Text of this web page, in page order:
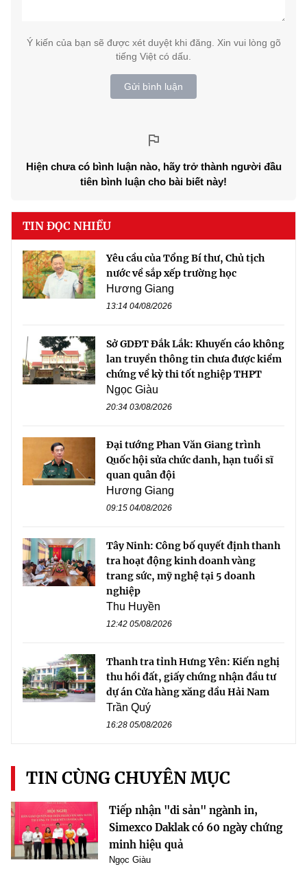
Ý kiến của bạn sẽ được xét duyệt khi đăng. Xin vui lòng gõ
tiếng Việt có dấu.
Gửi bình luận
Hiện chưa có bình luận nào, hãy trở thành người đầu
tiên bình luận cho bài biết này!
TIN ĐỌC NHIỀU
Yêu cầu của Tổng Bí thư, Chủ tịch
nước về sắp xếp trường học
Hương Giang
13:14 04/08/2026
Sở GDĐT Đắk Lắk: Khuyến cáo không
lan truyền thông tin chưa được kiểm
chứng về kỳ thi tốt nghiệp THPT
Ngọc Giàu
20:34 03/08/2026
Đại tướng Phan Văn Giang trình
Quốc hội sửa chức danh, hạn tuổi sĩ
quan quân đội
Hương Giang
09:15 04/08/2026
Tây Ninh: Công bố quyết định thanh
tra hoạt động kinh doanh vàng
trang sức, mỹ nghệ tại 5 doanh
nghiệp
Thu Huyền
12:42 05/08/2026
Thanh tra tỉnh Hưng Yên: Kiến nghị
thu hồi đất, giấy chứng nhận đầu tư
dự án Cửa hàng xăng dầu Hải Nam
Trần Quý
16:28 05/08/2026
TIN CÙNG CHUYÊN MỤC
Tiếp nhận "di sản" ngành in,
Simexco Daklak có 60 ngày chứng
minh hiệu quả
Ngọc Giàu